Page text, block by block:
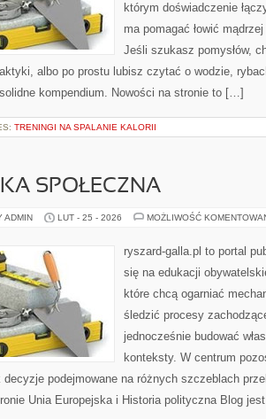
którym doświadczenie
ma pomagać łowić
Jeśli szukasz pomysłów,
albo po prostu lubisz czytać o wodzie,
kompendium. Nowości na stronie to […]
TRENINGI NA SPALANIE KALORII
SPOŁECZNA
ADMIN LUT - 25 - 2026 MOŻLIWOŚĆ
ryszard-galla.pl to portal
się na edukacji
które chcą ogarniać
śledzić procesy
jednocześnie budować
konteksty. W centrum
podejmowane na różnych szczeblach
Unia Europejska i Historia polityczna Blog